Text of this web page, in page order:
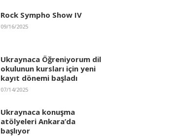
Rock Sympho Show IV
09/16/2025
Ukraynaca Öğreniyorum dil
okulunun kursları için yeni
kayıt dönemi başladı
07/14/2025
Ukraynaca konuşma
atölyeleri Ankara’da
başlıyor